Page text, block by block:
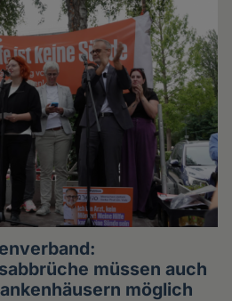
müssen auch
möglich